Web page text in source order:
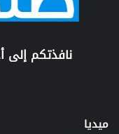
نافذتكم إلى
ميديا